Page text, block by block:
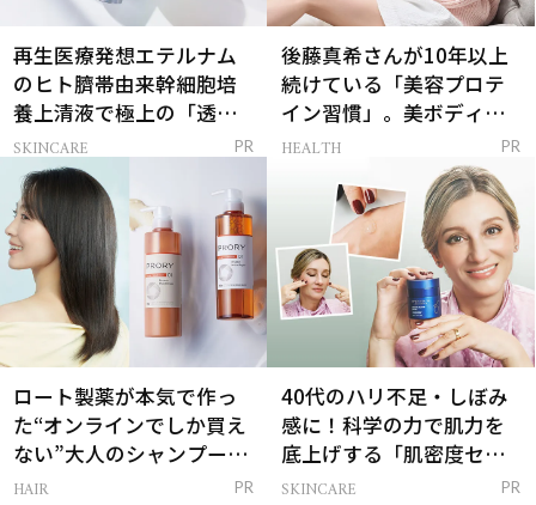
再生医療発想エテルナム
のヒト臍帯由来幹細胞培
養上清液で極上の「透明
感ハリ肌」へ
SKINCARE PR
後藤真希さんが10年以上
続けている「美容プロテ
イン習慣」。美ボディを
支える朝ルーティンと
HEALTH PR
ロート製薬が本気で作っ
た“オンラインでしか買え
ない”大人のシャンプー＆
トリートメントって？
HAIR PR
40代のハリ不足・しぼみ
感に！科学の力で肌力を
底上げする「肌密度セラ
ム」
SKINCARE PR